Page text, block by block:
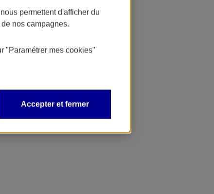
permettent d'afficher du
nos campagnes.
"Paramétrer mes cookies"
Accepter et fermer